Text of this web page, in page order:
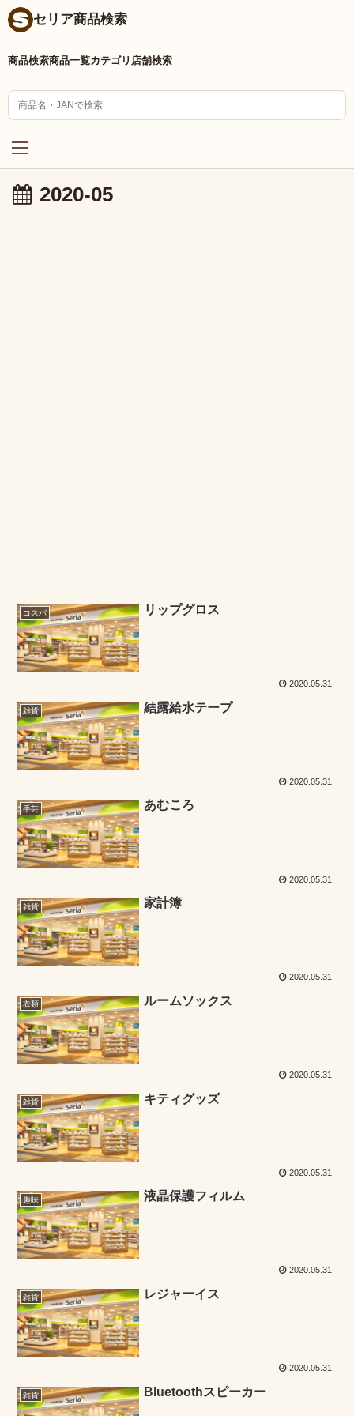
セリア商品検索
商品検索商品一覧カテゴリ 店舗検索
2020-05
コスパ リップグロス
2020.05.31
雑貨 結露給水テープ
2020.05.31
手芸 あむころ
2020.05.31
雑貨 家計簿
2020.05.31
衣類 ルームソックス
2020.05.31
雑貨 キティグッズ
2020.05.31
趣味 液晶保護フィルム
2020.05.31
雑貨 レジャーイス
2020.05.31
雑貨 Bluetoothスピーカー